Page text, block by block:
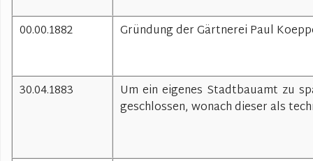
00.00.1882 Gründung der Gärtnerei Paul
30.04.1883
Um ein eigenes Stadtbauamt zu
geschlossen, wonach dieser als